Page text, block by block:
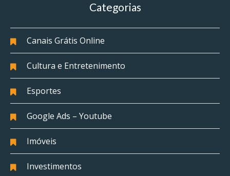
Categorias
Canais Grátis Online
Cultura e Entretenimento
Esportes
Google Ads – Youtube
Imóveis
Investimentos